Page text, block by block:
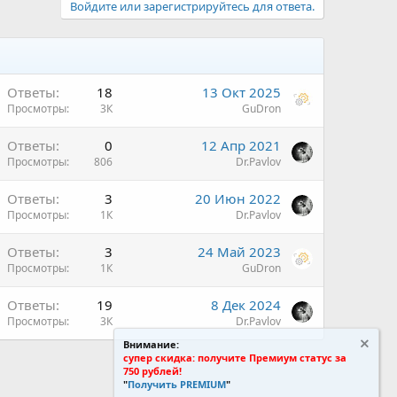
Войдите или зарегистрируйтесь для ответа.
Ответы 18
Просмотры 3К
13 Окт 2025
GuDron
Ответы 0
Просмотры 806
12 Апр 2021
Dr.Pavlov
Ответы 3
Просмотры 1К
20 Июн 2022
Dr.Pavlov
Ответы 3
Просмотры 1К
24 Май 2023
GuDron
Ответы 19
Просмотры 3К
8 Дек 2024
Dr.Pavlov
Внимание:
супер скидка: получите Премиум статус за
750 рублей!
"Получить PREMIUM"